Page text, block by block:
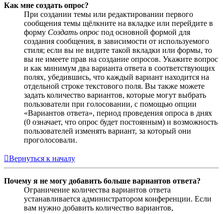
Как мне создать опрос?
При создании темы или редактировании первого
сообщения темы щёлкните на вкладке или перейдите в
форму Создать опрос под основной формой для
создания сообщения, в зависимости от используемого
стиля; если вы не видите такой вкладки или формы, то
вы не имеете прав на создание опросов. Укажите вопрос
и как минимум два варианта ответа в соответствующих
полях, убедившись, что каждый вариант находится на
отдельной строке текстового поля. Вы также можете
задать количество вариантов, которые могут выбрать
пользователи при голосовании, с помощью опции
«Вариантов ответа», период проведения опроса в днях
(0 означает, что опрос будет постоянным) и возможность
пользователей изменять вариант, за который они
проголосовали.
Вернуться к началу
Почему я не могу добавить больше вариантов ответа?
Ограничение количества вариантов ответа
устанавливается администратором конференции. Если
вам нужно добавить количество вариантов,